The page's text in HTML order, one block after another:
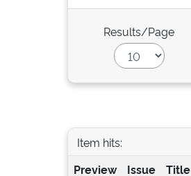
Results/Page
Item hits:
Preview
Issue
Title